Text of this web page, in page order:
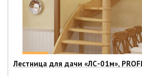
Лестница для дачи «ЛС-01м»,